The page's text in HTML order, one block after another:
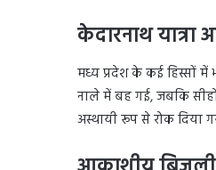
केदारनाथ यात्रा
मध्य प्रदेश के कई हिस्सों में
नाले में बह गई, जबकि
अस्थायी रूप से रोक दिया